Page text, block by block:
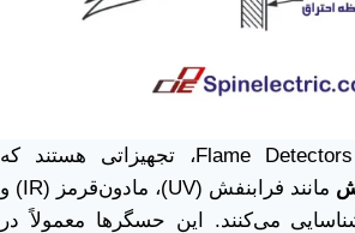
مانند فرابنفش (UV)، مادون‌قرمز (IR) و
می‌کنند. این حسگرها معمولاً در